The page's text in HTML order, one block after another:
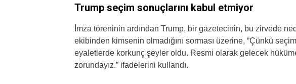
Trump seçim sonuçlarını kabul etmiyor
İmza töreninin ardından Trump, bir gazetecinin, bu zirvede
ekibinden kimsenin olmadığını sorması üzerine, “Çünkü
eyaletlerde korkunç şeyler oldu. Resmi olarak gelecek
zorundayız.” ifadelerini kullandı.